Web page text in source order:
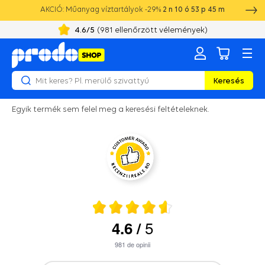
AKCIÓ: Műanyag víztartályok -29% 2 n 10 ó 53 p 45 m
4.6/5 (981 ellenőrzött vélemények)
Keresés
Egyik termék sem felel meg a keresési feltételeknek.
4.6/5
981 de opinii